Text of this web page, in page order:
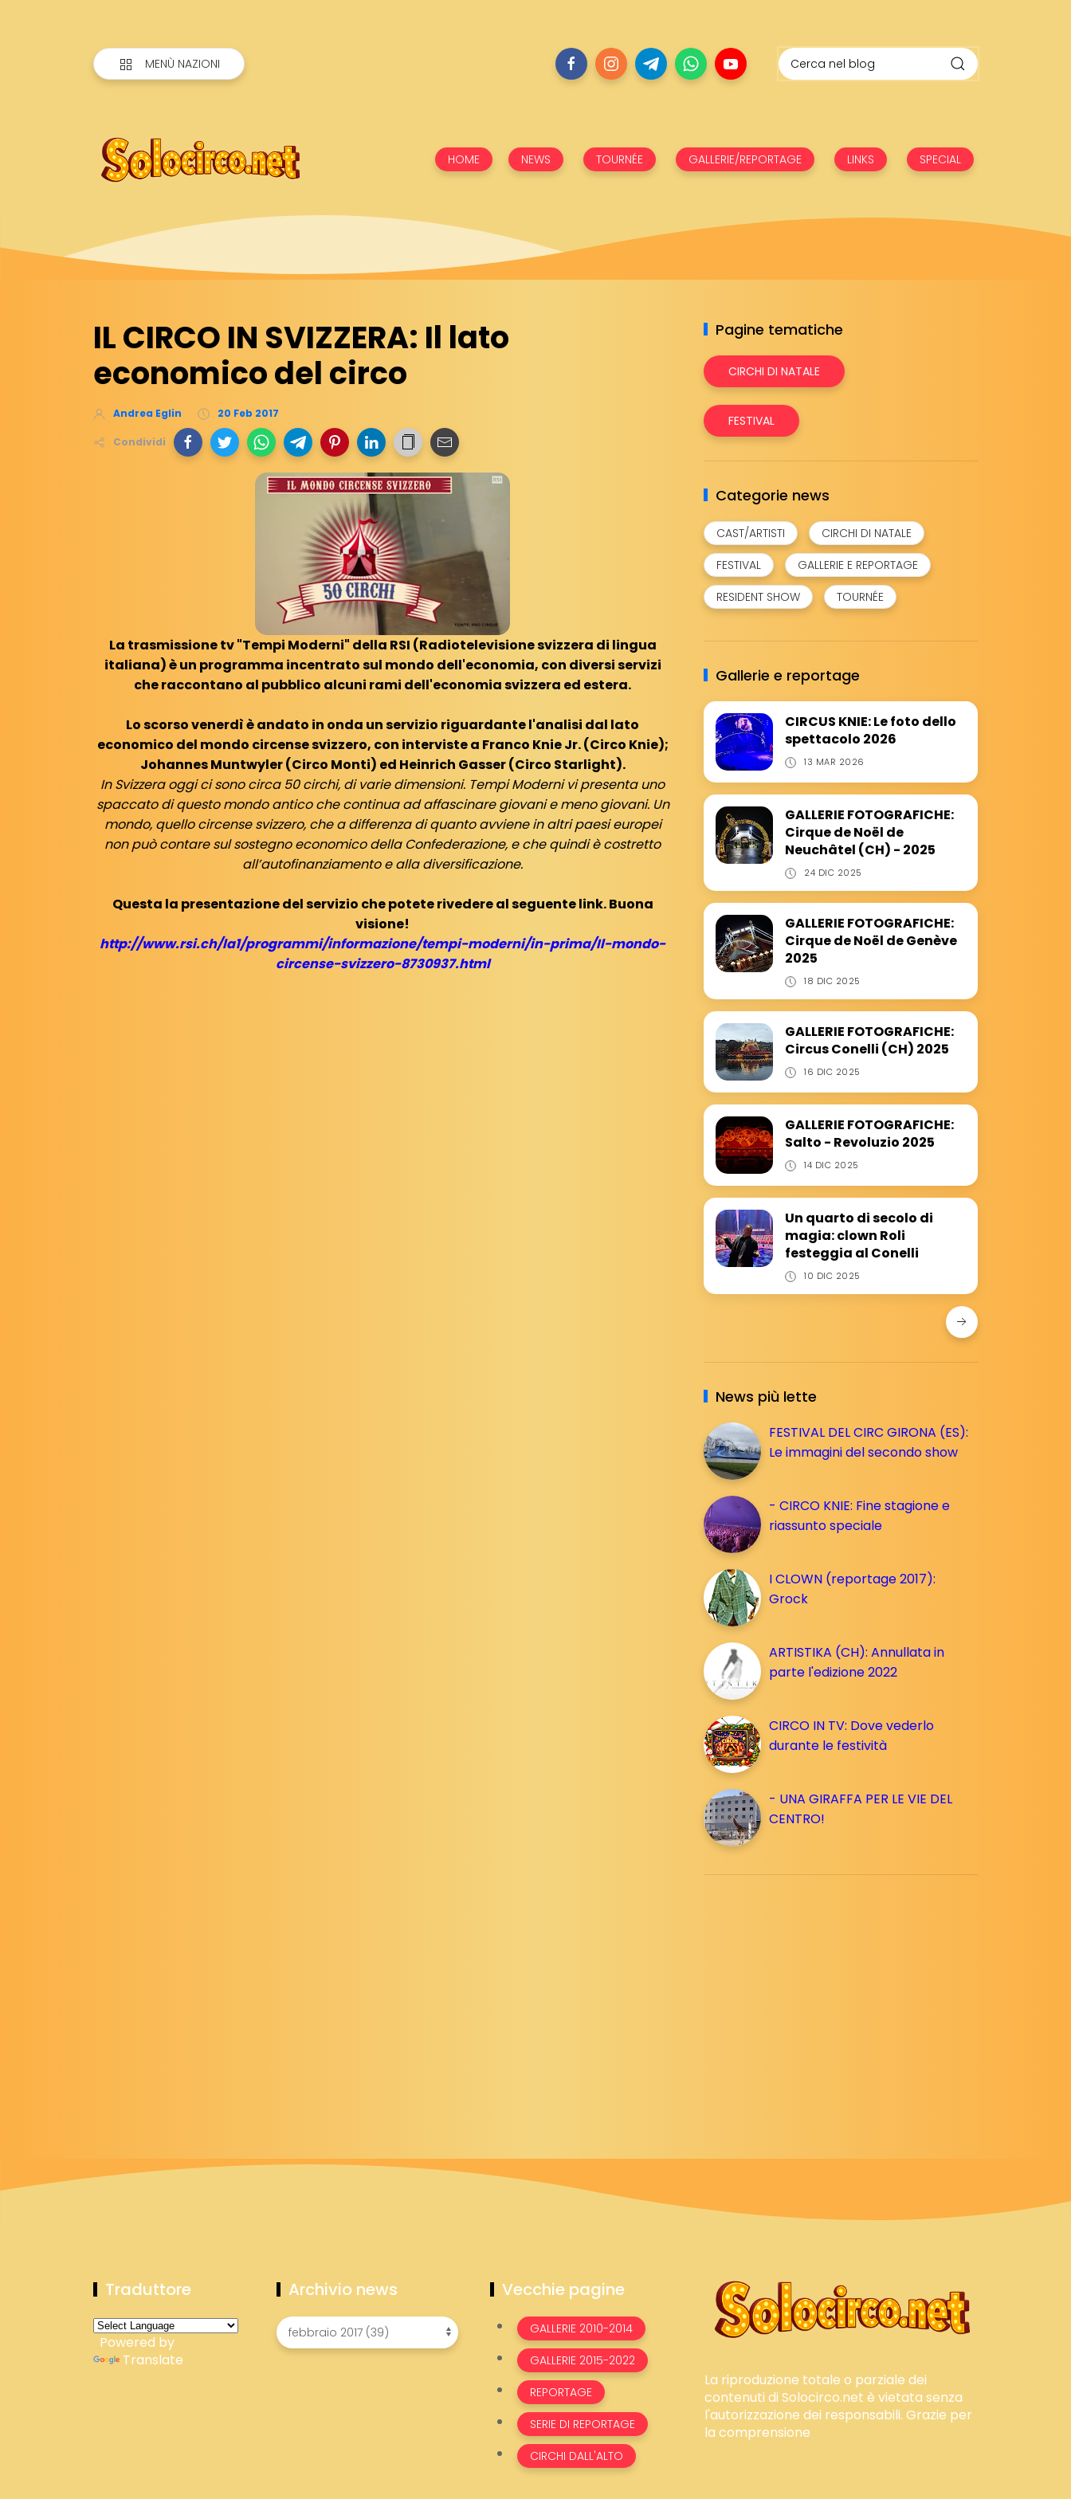
MENÙ NAZIONI
HOME NEWS TOURNÉE GALLERIE/REPORTAGE LINKS SPECIAL
IL CIRCO IN SVIZZERA: Il lato
economico del circo
Andrea Eglin 20 Feb 2017
Condividi
La trasmissione tv "Tempi Moderni" della RSI (Radiotelevisione svizzera di lingua
italiana) è un programma incentrato sul mondo dell'economia, con diversi servizi
che raccontano al pubblico alcuni rami dell'economia svizzera ed estera.
Lo scorso venerdì è andato in onda un servizio riguardante l'analisi dal lato
economico del mondo circense svizzero, con interviste a Franco Knie Jr. (Circo Knie);
Johannes Muntwyler (Circo Monti) ed Heinrich Gasser (Circo Starlight).
In Svizzera oggi ci sono circa 50 circhi, di varie dimensioni. Tempi Moderni vi presenta uno
spaccato di questo mondo antico che continua ad affascinare giovani e meno giovani. Un
mondo, quello circense svizzero, che a differenza di quanto avviene in altri paesi europei
non può contare sul sostegno economico della Confederazione, e che quindi è costretto
all’autofinanziamento e alla diversificazione.
Questa la presentazione del servizio che potete rivedere al seguente link. Buona
visione!
http://www.rsi.ch/la1/programmi/informazione/tempi-moderni/in-prima/Il-mondo-
circense-svizzero-8730937.html
Pagine tematiche
CIRCHI DI NATALE
FESTIVAL
Categorie news
CAST/ARTISTI
CIRCHI DI NATALE
FESTIVAL
GALLERIE E REPORTAGE
RESIDENT SHOW
TOURNÉE
Gallerie e reportage
CIRCUS KNIE: Le foto dello
spettacolo 2026
13 MAR 2026
GALLERIE FOTOGRAFICHE:
Cirque de Noël de
Neuchâtel (CH) - 2025
24 DIC 2025
GALLERIE FOTOGRAFICHE:
Cirque de Noël de Genève
2025
18 DIC 2025
GALLERIE FOTOGRAFICHE:
Circus Conelli (CH) 2025
16 DIC 2025
GALLERIE FOTOGRAFICHE:
Salto - Revoluzio 2025
14 DIC 2025
Un quarto di secolo di
magia: clown Roli
festeggia al Conelli
10 DIC 2025
News più lette
FESTIVAL DEL CIRC GIRONA (ES):
Le immagini del secondo show
- CIRCO KNIE: Fine stagione e
riassunto speciale
I CLOWN (reportage 2017):
Grock
ARTISTIKA (CH): Annullata in
parte l'edizione 2022
CIRCO IN TV: Dove vederlo
durante le festività
- UNA GIRAFFA PER LE VIE DEL
CENTRO!
Traduttore
Powered by
Translate
Archivio news Vecchie pagine
GALLERIE 2010-2014
GALLERIE 2015-2022
REPORTAGE
SERIE DI REPORTAGE
CIRCHI DALL'ALTO
La riproduzione totale o parziale dei
contenuti di Solocirco.net è vietata senza
l'autorizzazione dei responsabili. Grazie per
la comprensione